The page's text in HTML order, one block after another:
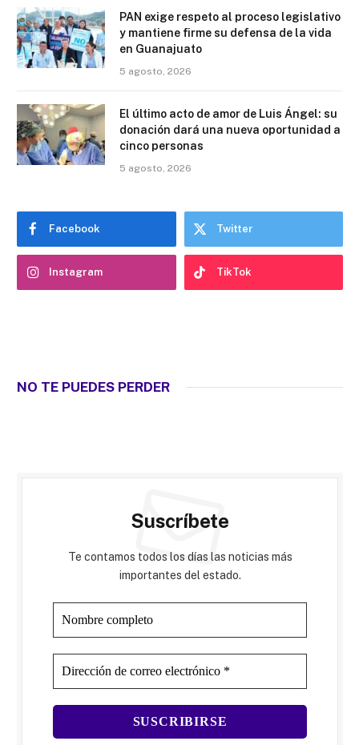
PAN exige respeto al proceso legislativo
y mantiene firme su defensa de la vida
en Guanajuato
5 agosto, 2026
El último acto de amor de Luis Ángel: su
donación dará una nueva oportunidad a
cinco personas
5 agosto, 2026
Facebook Twitter
Instagram TikTok
NO TE PUEDES PERDER
Suscríbete
Te contamos todos los días las noticias más
importantes del estado.